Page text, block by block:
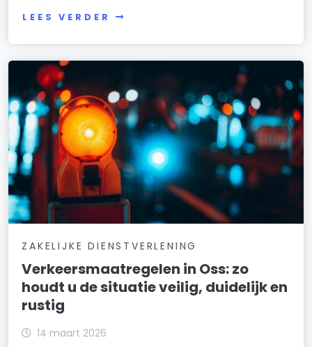
LEES VERDER
ZAKELIJKE DIENSTVERLENING
Verkeersmaatregelen in Oss: zo
houdt u de situatie veilig, duidelijk en
rustig
14 maart 2026